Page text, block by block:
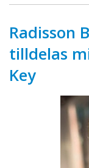
Radisson
tilldelas
Key